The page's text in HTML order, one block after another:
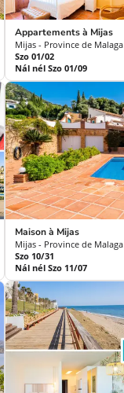
Appartements à Mijas
Mijas - Province de Malaga
Szo 01/02
Nál nél Szo 01/09
Maison à Mijas
Mijas - Province de Malaga
Szo 10/31
Nál nél Szo 11/07